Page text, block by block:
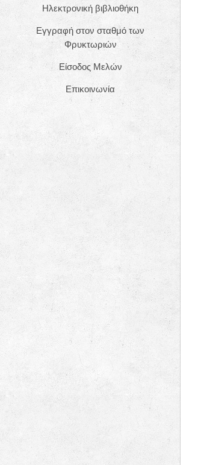
Ηλεκτρονική βιβλιοθήκη
Εγγραφή στον σταθμό των
Φρυκτωριών
Είσοδος Μελών
Επικοινωνία